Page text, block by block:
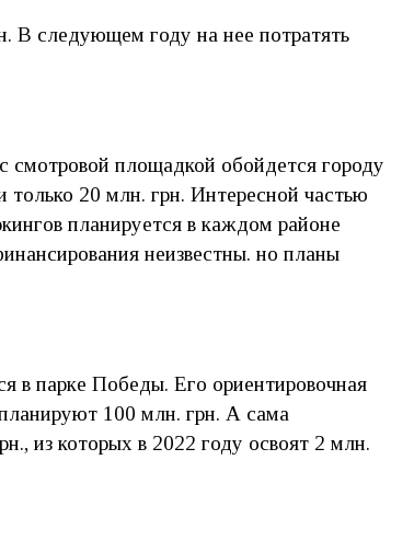
В следующем году на нее потратять
смотровой площадкой обойдется городу
20 млн. грн. Интересной частью
планируется в каждом районе
неизвестны. но планы
в парке Победы. Его ориентировочная
100 млн. грн. А сама
из которых в 2022 году освоят 2 млн.